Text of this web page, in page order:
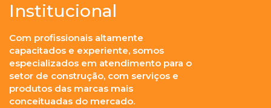
Institucional
Com profissionais altamente
capacitados e experiente, somos
especializados em atendimento para o
setor de construção, com serviços e
produtos das marcas mais
conceituadas do mercado.